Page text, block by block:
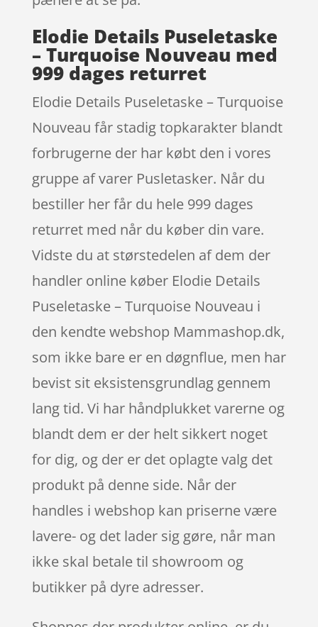
Elodie Details Puseletaske
– Turquoise Nouveau med
999 dages returret
Elodie Details Puseletaske – Turquoise
Nouveau får stadig topkarakter blandt
forbrugerne der har købt den i vores
gruppe af varer Pusletasker. Når du
bestiller her får du hele 999 dages
returret med når du køber din vare.
Vidste du at størstedelen af dem der
handler online køber Elodie Details
Puseletaske – Turquoise Nouveau i
den kendte webshop Mammashop.dk,
som ikke bare er en døgnflue, men har
bevist sit eksistensgrundlag gennem
lang tid. Vi har håndplukket varerne og
blandt dem er der helt sikkert noget
for dig, og der er det oplagte valg det
produkt på denne side. Når der
handles i webshop kan priserne være
lavere- og det lader sig gøre, når man
ikke skal betale til showroom og
butikker på dyre adresser.